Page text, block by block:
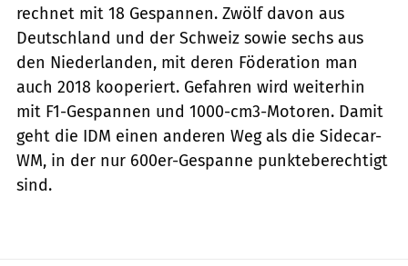
rechnet mit 18 Gespannen. Zwölf davon aus
Deutschland und der Schweiz sowie sechs aus
den Niederlanden, mit deren Föderation man
auch 2018 kooperiert. Gefahren wird weiterhin
mit F1-Gespannen und 1000-cm3-Motoren. Damit
geht die IDM einen anderen Weg als die Sidecar-
WM, in der nur 600er-Gespanne punkteberechtigt
sind.